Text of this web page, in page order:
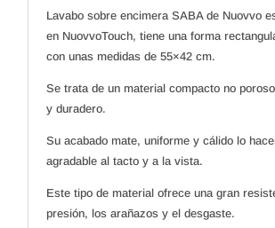
Lavabo sobre encimera SABA de Nuovvo
en NuovvoTouch, tiene una forma
con unas medidas de 55×42 cm.
Se trata de un material compacto no
y duradero.
Su acabado mate, uniforme y cálido lo
agradable al tacto y a la vista.
Este tipo de material ofrece una gran
presión, los arañazos y el desgaste.